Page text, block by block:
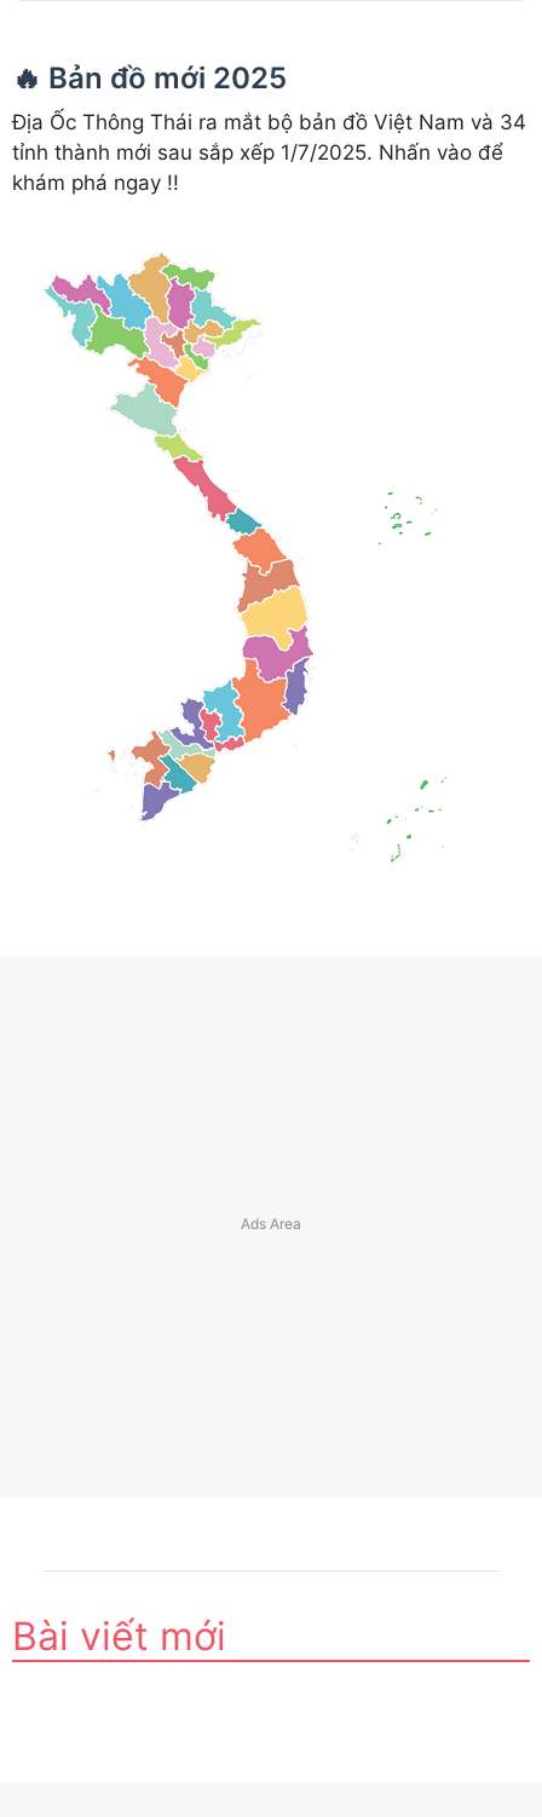
🔥 Bản đồ mới 2025
Địa Ốc Thông Thái ra mắt bộ bản đồ Việt Nam và 34
tỉnh thành mới sau sắp xếp 1/7/2025. Nhấn vào để
khám phá ngay !!
Bài viết mới